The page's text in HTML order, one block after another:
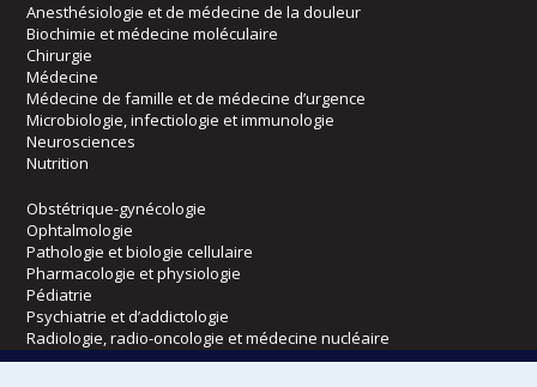
Anesthésiologie et de médecine de la douleur
Biochimie et médecine moléculaire
Chirurgie
Médecine
Médecine de famille et de médecine d’urgence
Microbiologie, infectiologie et immunologie
Neurosciences
Nutrition
Obstétrique-gynécologie
Ophtalmologie
Pathologie et biologie cellulaire
Pharmacologie et physiologie
Pédiatrie
Psychiatrie et d’addictologie
Radiologie, radio-oncologie et médecine nucléaire